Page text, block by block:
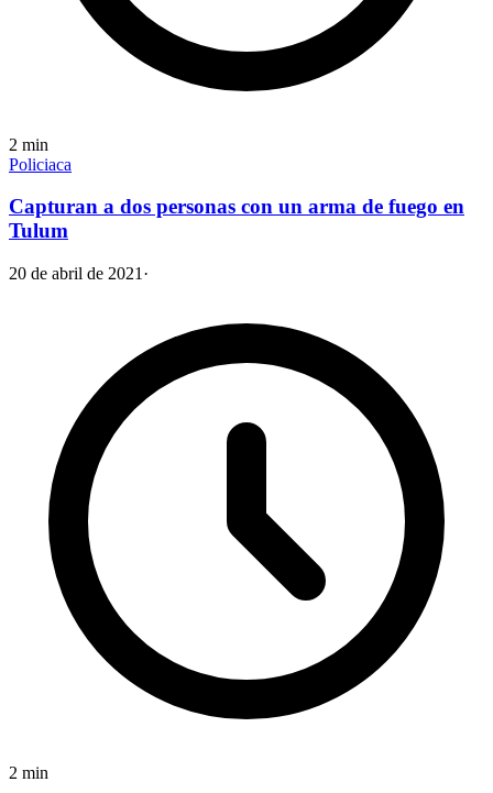
2 min
Policiaca
Capturan a dos personas con un arma de fuego en
Tulum
20 de abril de 2021 ·
2 min